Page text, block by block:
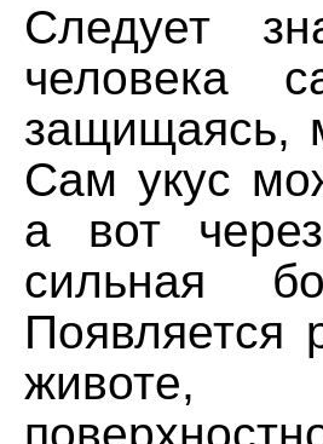
Следует
человека
защищаясь,
Сам укус
а вот
сильная
Появляется
животе,